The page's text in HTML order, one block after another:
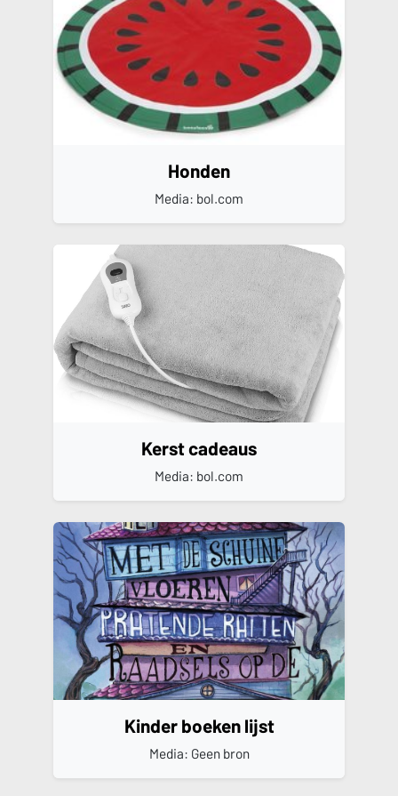
Honden
Media: bol.com
Kerst cadeaus
Media: bol.com
Kinder boeken lijst
Media: Geen bron